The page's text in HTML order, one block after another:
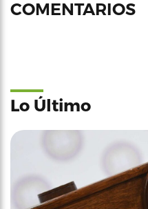
COMENTARIOS
Lo Último